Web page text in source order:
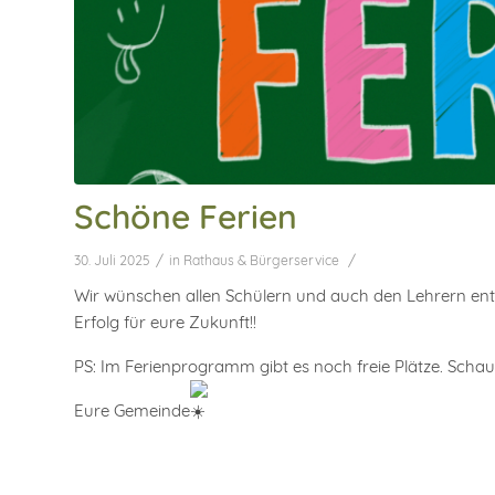
Schöne Ferien
30. Juli 2025 / in Rathaus & Bürgerservice /
Wir wünschen allen Schülern und auch den Lehrern
Erfolg für eure Zukunft!!
PS: Im Ferienprogramm gibt es noch freie Plätze.
Eure Gemeinde